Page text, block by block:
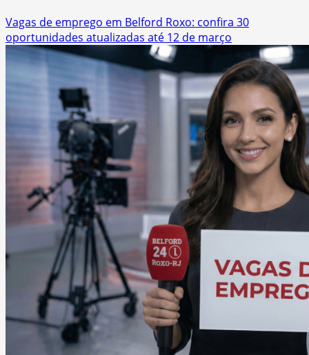
Vagas de emprego em Belford Roxo: confira 30
oportunidades atualizadas até 12 de março